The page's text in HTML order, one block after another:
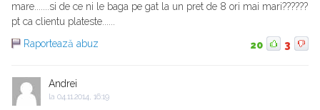
mare.......si de ce ni le baga pe gat la un pret de 8 ori mai mari??????
pt ca clientu plateste......
Raportează abuz
20 3
Andrei
la 04.11.2014, 16:19